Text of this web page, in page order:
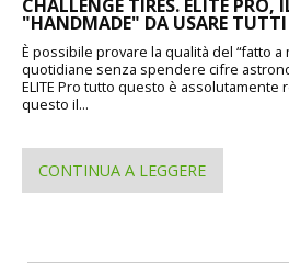
CHALLENGE TIRES. ELITE PRO,
"HANDMADE" DA USARE
È possibile provare la qualità del “fatto a
quotidiane senza spendere cifre
ELITE Pro tutto questo è assolutamente
questo il...
CONTINUA A LEGGERE